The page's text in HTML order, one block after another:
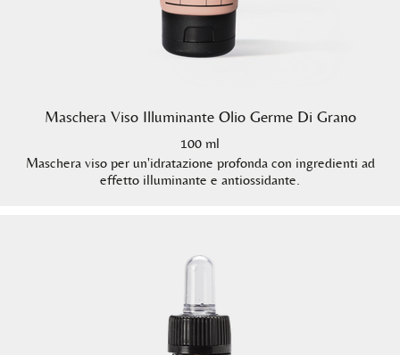
Maschera Viso Illuminante Olio Germe Di Grano
100 ml
Maschera viso per un'idratazione profonda con ingredienti ad
effetto illuminante e antiossidante.